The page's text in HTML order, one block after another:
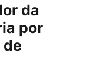
da
por